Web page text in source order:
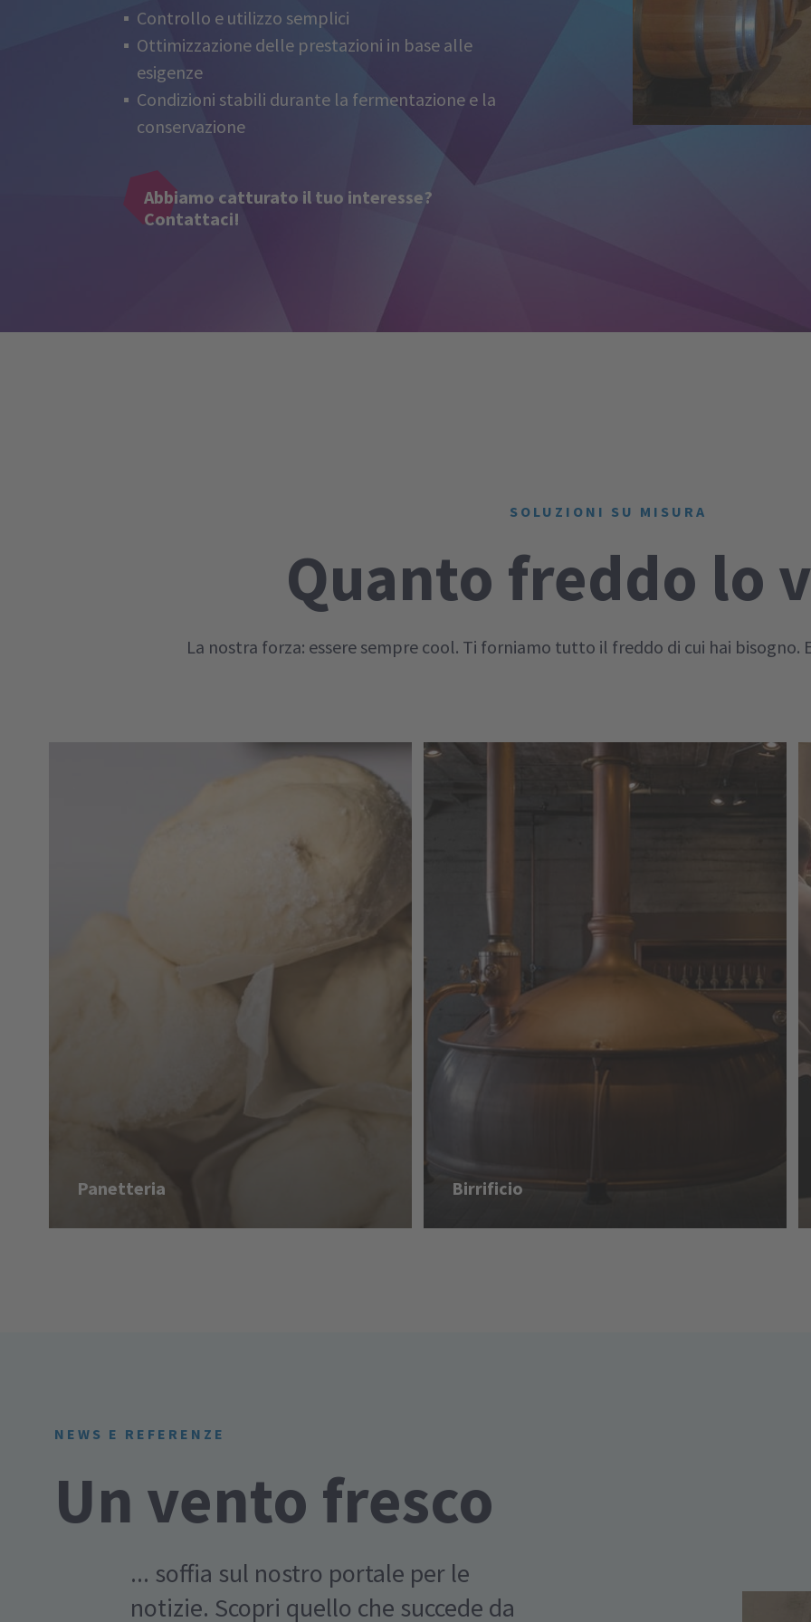
Controllo e utilizzo semplici
Ottimizzazione delle prestazioni in base alle
esigenze
Condizioni stabili durante la fermentazione e la
conservazione
Abbiamo catturato il tuo interesse?
Contattaci!
SOLUZIONI SU MISURA
Quanto freddo lo
La nostra forza: essere sempre cool. Ti forniamo tutto il freddo di cui hai bisogno.
Panetteria Birrificio
NEWS E REFERENZE
Un vento fresco
... soffia sul nostro portale per le
notizie. Scopri quello che succede da